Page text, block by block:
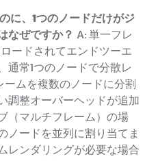
に、1つのノードだけがジ
なぜですか？ A: 単一フレ
ードされてエンドツーエ
通常1つのノードで分散レ
ムを複数のノードに分割
調整オーバーヘッドが追加
（マルチフレーム）の場
ノードを並列に割り当てま
レンダリングが必要な場合